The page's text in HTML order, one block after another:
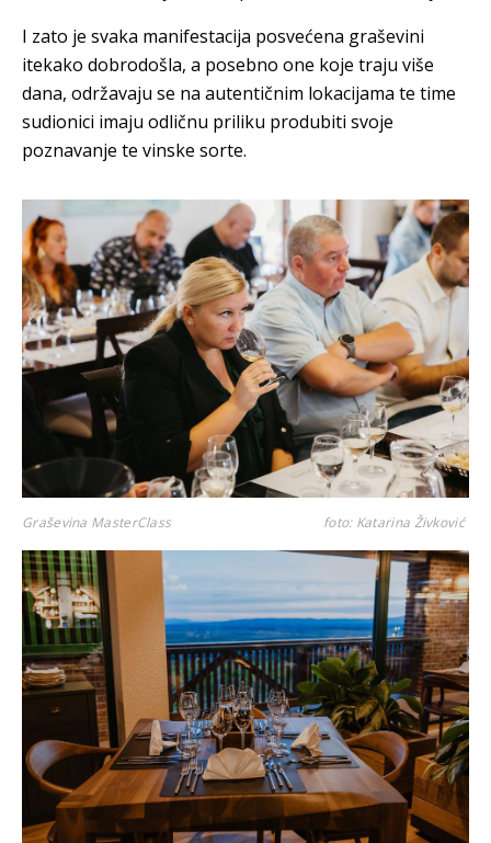
I zato je svaka manifestacija posvećena graševini
itekako dobrodošla, a posebno one koje traju više
dana, održavaju se na autentičnim lokacijama te time
sudionici imaju odličnu priliku produbiti svoje
poznavanje te vinske sorte.
Graševina MasterClass foto: Katarina Živković